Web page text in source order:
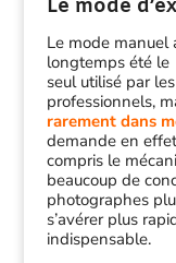
Le mode
Le mode manuel
longtemps été le
seul utilisé par les
professionnels,
rarement dans
demande en
compris le
beaucoup de
photographes
s’avérer plus
indispensable.